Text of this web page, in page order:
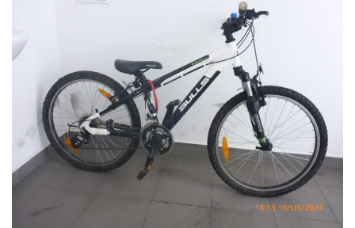
funkcí, které
nabízí.
Nepožadujeme
Váš souhlas s
využitím
technických
cookies na
našem webu. Z
tohoto důvodu
technické
cookies
nemohou být